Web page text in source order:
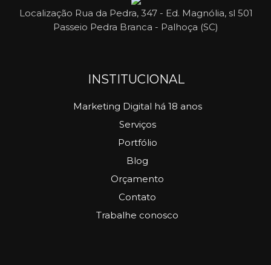
Localização Rua da Pedra, 347 - Ed. Magnólia, sl 501
Passeio Pedra Branca - Palhoça (SC)
INSTITUCIONAL
Marketing Digital há 18 anos
Serviços
Portfólio
Blog
Orçamento
Contato
Trabalhe conosco